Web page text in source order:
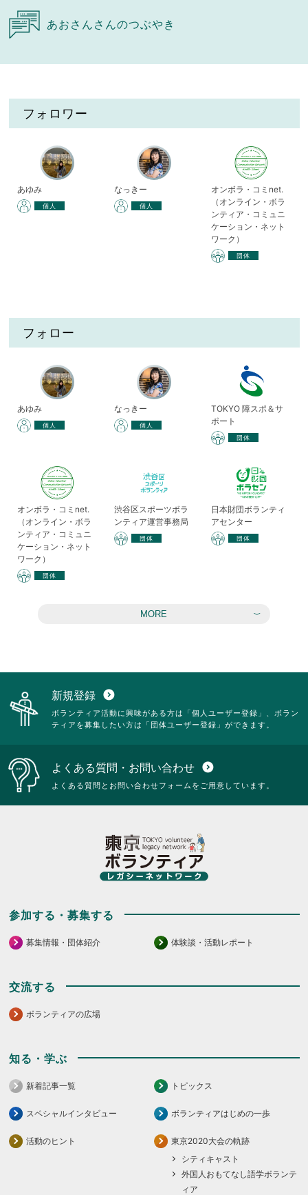
あおさんさんのつぶやき
フォロワー
あゆみ
個人
なっきー
個人
オンボラ・コミnet.
（オンライン・ボラ
ンティア・コミュニ
ケーション・ネット
ワーク）
団体
フォロー
あゆみ
個人
なっきー
個人
TOKYO 障スポ＆サ
ポート
団体
オンボラ・コミnet.
（オンライン・ボラ
ンティア・コミュニ
ケーション・ネット
ワーク）
団体
渋谷区スポーツボラ
ンティア運営事務局
団体
日本財団ボランティ
アセンター
団体
MORE
新規登録 expand_circle_down
ボランティア活動に興味がある方は「個人ユーザー登録」、ボラン
ティアを募集したい方は「団体ユーザー登録」ができます。
よくある質問・お問い合わせ expand_circle_down
よくある質問とお問い合わせフォームをご用意しています。
参加する・募集する
募集情報・団体紹介 体験談・活動レポート
交流する
ボランティアの広場
知る・学ぶ
新着記事一覧 トピックス
スペシャルインタビュー ボランティアはじめの一歩
活動のヒント
東京2020大会の軌跡
シティキャスト
外国人おもてなし語学ボランテ
ィア